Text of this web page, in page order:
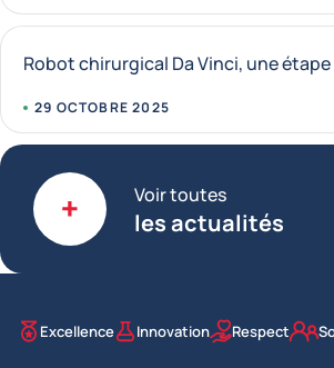
Robot chirurgical Da Vinci, une
29 OCTOBRE 2025
Voir toutes
les actualités
Nos valeurs
Excellence Innovation Respect